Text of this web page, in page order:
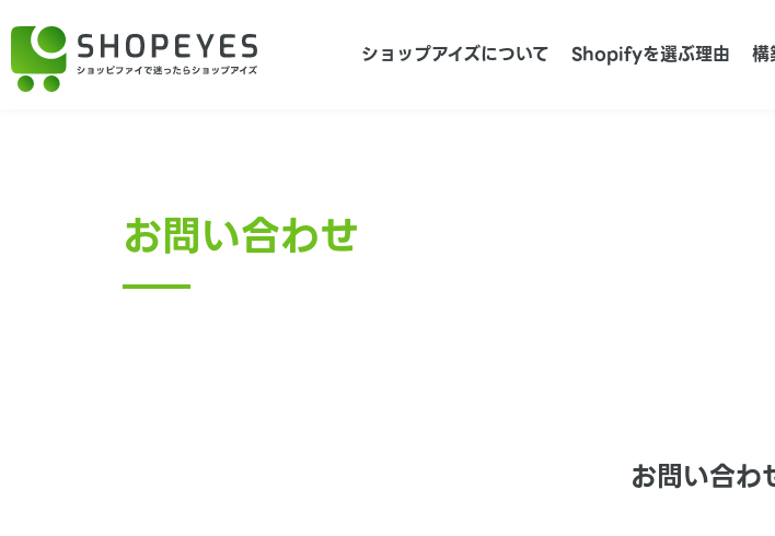
ショップアイズについて Shopifyを選ぶ理由 構
お問い合わせ
お問い合わ